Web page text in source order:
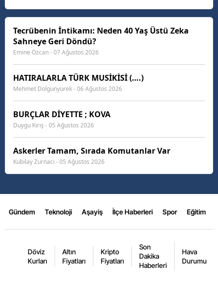
human happiness. The languages only differ in th...
Tecrübenin İntikamı: Neden 40 Yaş Üstü Zeka
Sahneye Geri Döndü?
Emine Özcan - 07 Ağustos 2026
HATIRALARLA TÜRK MUSİKİSİ (….)
Mehmet Dolgunyurek - 06 Ağustos 2026
BURÇLAR DİYETTE ; KOVA
Duygu Kırış - 05 Ağustos 2026
Askerler Tamam, Sırada Komutanlar Var
Kubilay Zurnacı - 05 Ağustos 2026
Gündem Teknoloji Aşayiş İlçe Haberleri Spor Eğitim
Döviz
Kurları
Altın
Fiyatları
Kripto
Fiyatları
Son
Dakika
Haberleri
Hava
Durumu